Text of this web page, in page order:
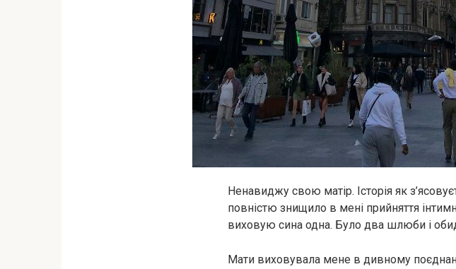
Ненавиджу свою матір. Історія як
повністю знищило в мені прийняття
виховую сина одна. Було два шлюби і
Мати виховувала мене в дивному